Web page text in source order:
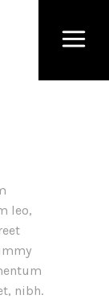
leo,
nibh.